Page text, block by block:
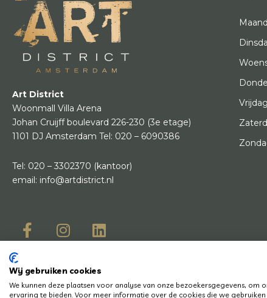
Art District
Woonmall Villa Arena
Johan Cruijff boulevard 226-230 (3e etage)
1101 DJ Amsterdam Tel: 020 – 6090386
Tel: 020 – 3302370 (kantoor)
email: info@artdistrict.nl
Vrijdag
Heb je een vraag? Laat het ons weten, we helpen je graag en snel!
Wij gebruiken cookies
We kunnen deze plaatsen voor analyse van onze bezoekersgegevens,
ervaring te bieden. Voor meer informatie over de cookies die we